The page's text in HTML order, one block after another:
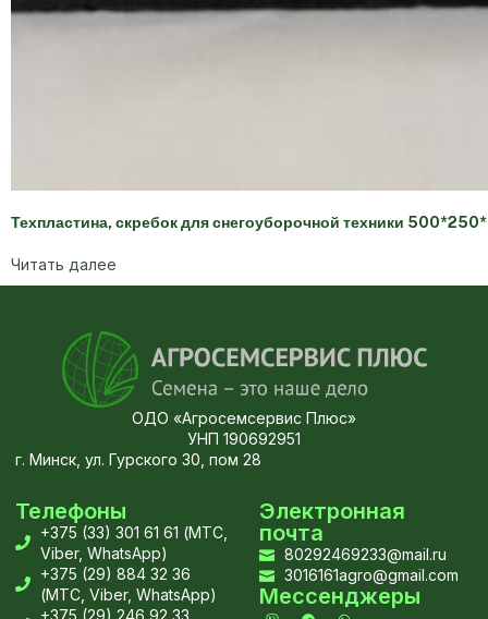
Техпластина, скребок для снегоуборочной техники
Читать далее
ОДО «Агросемсервис Плюс»
УНП 190692951
г. Минск, ул. Гурского 30, пом 28
Телефоны
+375 (33) 301 61 61 (МТС,
Viber, WhatsApp)
+375 (29) 884 32 36
(МТС, Viber, WhatsApp)
+375 (29) 246 92 33
Электронная
почта
80292469233@mail.ru
3016161agro@gmail.com
Мессенджеры